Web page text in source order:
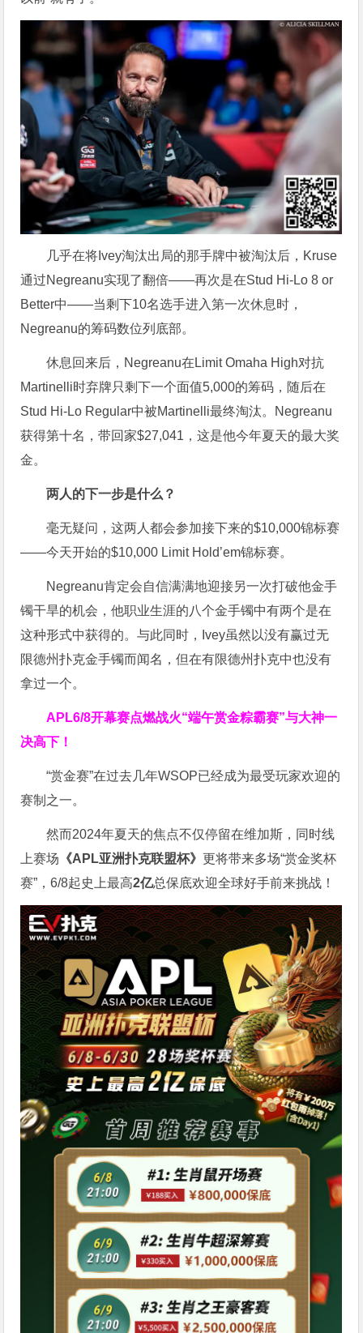
几乎在将Ivey淘汰出局的那手牌中被淘汰后，Kruse
通过Negreanu实现了翻倍——再次是在Stud Hi-Lo 8 or
Better中——当剩下10名选手进入第一次休息时，
Negreanu的筹码数位列底部。
休息回来后，Negreanu在Limit Omaha High对抗
Martinelli时弃牌只剩下一个面值5,000的筹码，随后在
Stud Hi-Lo Regular中被Martinelli最终淘汰。Negreanu
获得第十名，带回家$27,041，这是他今年夏天的最大奖
金。
两人的下一步是什么？
毫无疑问，这两人都会参加接下来的$10,000锦标赛
——今天开始的$10,000 Limit Hold’em锦标赛。
Negreanu肯定会自信满满地迎接另一次打破他金手
镯干旱的机会，他职业生涯的八个金手镯中有两个是在
这种形式中获得的。与此同时，Ivey虽然以没有赢过无
限德州扑克金手镯而闻名，但在有限德州扑克中也没有
拿过一个。
APL6/8开幕赛点燃战火“端午赏金粽霸赛”与大神一
决高下！
“赏金赛”在过去几年WSOP已经成为最受玩家欢迎的
赛制之一。
然而2024年夏天的焦点不仅停留在维加斯，同时线
上赛场 《APL亚洲扑克联盟杯》更将带来多场“赏金奖杯
赛”，6/8起史上最高2亿总保底欢迎全球好手前来挑战！